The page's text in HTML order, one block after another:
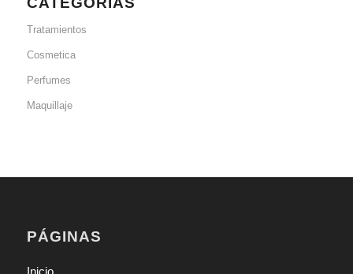
Tratamientos
Cosmetica
Perfumes
Maquillaje
PÁGINAS